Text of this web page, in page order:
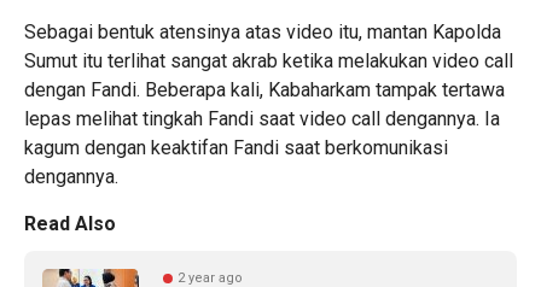
Sebagai bentuk atensinya atas video itu, mantan Kapolda
Sumut itu terlihat sangat akrab ketika melakukan video call
dengan Fandi. Beberapa kali, Kabaharkam tampak tertawa
lepas melihat tingkah Fandi saat video call dengannya. Ia
kagum dengan keaktifan Fandi saat berkomunikasi
dengannya.
Read Also
2 year ago